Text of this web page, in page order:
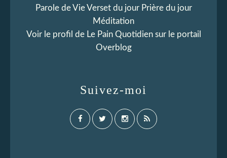
Parole de Vie Verset du jour Prière du jour
Méditation
Voir le profil de Le Pain Quotidiensur le portail
Overblog
Suivez-moi